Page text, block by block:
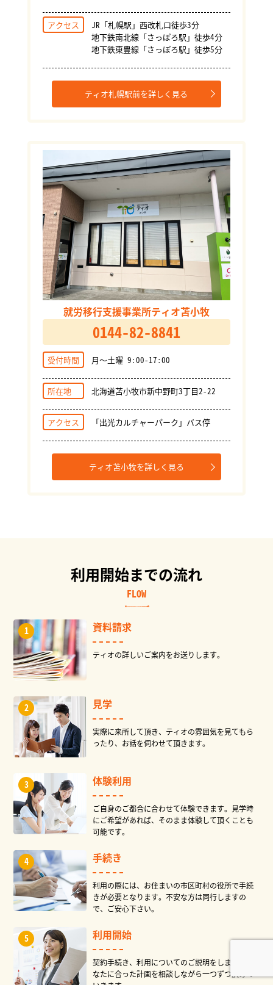
アクセス
JR「札幌駅」西改札口徒歩3分
地下鉄南北線「さっぽろ駅」徒歩4分
地下鉄東豊線「さっぽろ駅」徒歩5分
ティオ札幌駅前を詳しく見る
就労移行支援事業所ティオ苫小牧
0144-82-8841
受付時間 月～土曜 9:00-17:00
所在地 北海道苫小牧市新中野町3丁目2-22
アクセス 「出光カルチャーパーク」バス停
ティオ苫小牧を詳しく見る
利用開始までの流れ
FLOW
資料請求
ティオの詳しいご案内をお送りします。
見学
実際に来所して頂き、ティオの雰囲気を見てもら
ったり、お話を伺わせて頂きます。
体験利用
ご自身のご都合に合わせて体験できます。見学時
にご希望があれば、そのまま体験して頂くことも
可能です。
手続き
利用の際には、お住まいの市区町村の役所で手続
きが必要となります。不安な方は同行しますの
で、ご安心下さい。
利用開始
契約手続き、利用についてのご説明をします。あ
なたに合った計画を相談しながら一つずつ決めて